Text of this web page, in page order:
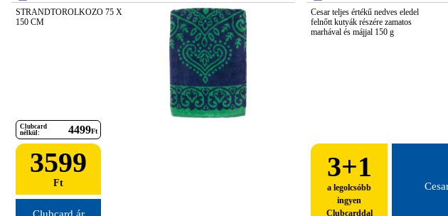
STRANDTOROLKOZO 75 X
150 CM
Clubcard
nélkül:
4499Ft
3599
Ft
Clubcard ár
Cesar teljes értékű nedves eledel
felnőtt kutyák részére zamatos
marhával és májjal 150 g
3+1
a legolcsóbb
ingyen
Clubcarddal